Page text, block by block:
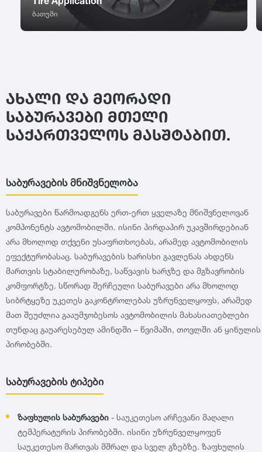
395
R13
R14
R15
R19
R20
R21
R22
BFGoodrich
Cooper
Nexen
Maxxis
GT Radial
Sailun
Triangle
Nankang
2014
2011
2009
2008
2007
2006
2005
2002
ბათუმი
ᲐᲮᲐᲚᲘ ᲓᲐ ᲛᲔᲝᲠᲐᲓᲘ
ᲡᲐᲑᲣᲠᲐᲕᲔᲑᲘ ᲛᲗᲔᲚᲘ
ᲡᲐᲥᲐᲠᲗᲕᲔᲚᲝᲡ ᲛᲐᲡᲨᲢᲐᲑᲘᲗ.
საბურავების მნიშვნელობა
საბურავები წარმოადგენს ერთ-ერთ ყველაზე მნიშვნელოვან
კომპონენტს ავტომობილში. ისინი პირდაპირ უკავშირდებიან
არა მხოლოდ თქვენი უსაფრთხოებას, არამედ ავტომობილის
ეფექტურობასაც. საბურავების ხარისხი გავლენას ახდენს
მართვის სტაბილურობაზე, საწვავის ხარჯზე და მგზავრობის
კომფორტზე. სწორად შერჩეული საბურავები არა მხოლოდ
სიბრტყეზე უკეთეს გაკონტროლებას უზრუნველყოფს, არამედ
მათ შეუძლია გააუმჯობესოს ავტომობილის მახასიათებლები
თუნდაც გაუარესებულ ამინდში – წვიმაში, თოვლში ან ყინულის
პირობებში.
საბურავების ტიპები
ზაფხულის საბურავები - საუკეთესო არჩევანი მაღალი
ტემპერატურის პირობებში. ისინი უზრუნველყოფენ
საუკეთესო მართვას მშრალ და სველ გზებზე. ზაფხულის